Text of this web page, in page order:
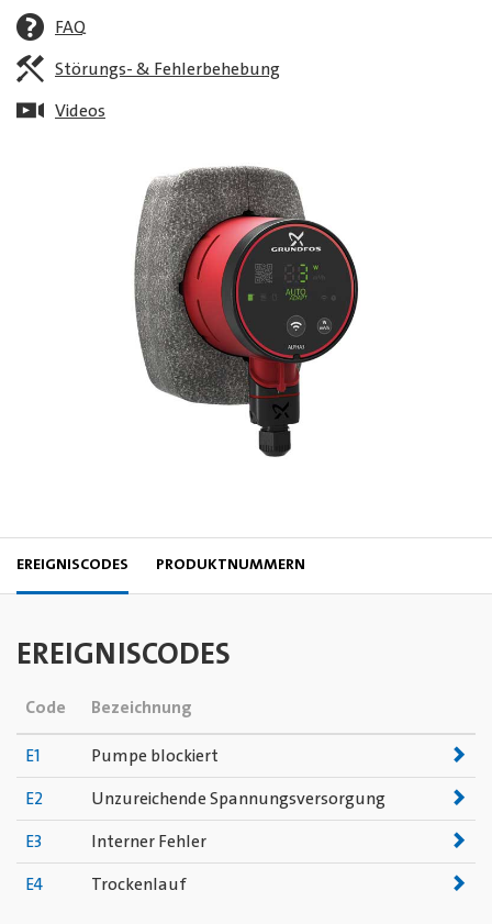
FAQ
Störungs- & Fehlerbehebung
Videos
EREIGNISCODES PRODUKTNUMMERN
EREIGNISCODES
Code Bezeichnung
E1 Pumpe blockiert
E2 Unzureichende Spannungsversorgung
E3 Interner Fehler
E4 Trockenlauf